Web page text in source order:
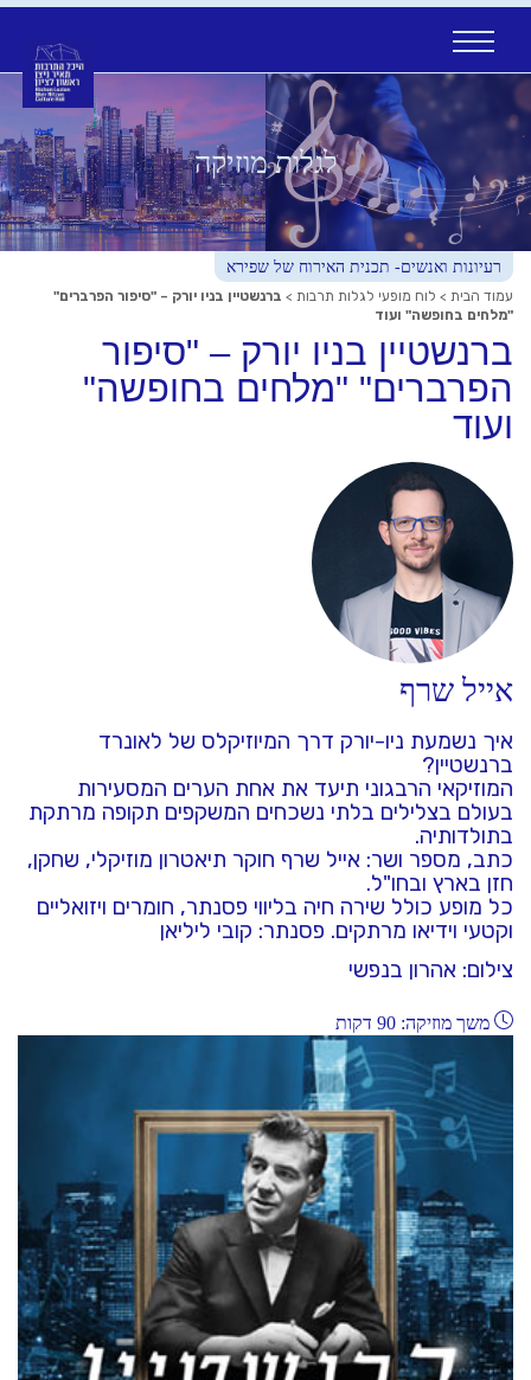
Skip
to
content
לגלות מוזיקה
רעיונות ואנשים- תכנית האירוח של שפירא
עמוד הבית > לוח מופעי לגלות תרבות > ברנשטיין בניו יורק – "סיפור הפרברים"
"מלחים בחופשה" ועוד
ברנשטיין בניו יורק – "סיפור
הפרברים" "מלחים בחופשה"
ועוד
אייל שרף
איך נשמעת ניו-יורק דרך המיוזיקלס של לאונרד
ברנשטיין?
המוזיקאי הרבגוני תיעד את אחת הערים המסעירות
בעולם בצלילים בלתי נשכחים המשקפים תקופה מרתקת
בתולדותיה.
כתב, מספר ושר: אייל שרף חוקר תיאטרון מוזיקלי, שחקן,
חזן בארץ ובחו"ל.
כל מופע כולל שירה חיה בליווי פסנתר, חומרים ויזואליים
וקטעי וידיאו מרתקים. פסנתר: קובי ליליאן
צילום: אהרון בנפשי
משך מוזיקה: 90 דקות